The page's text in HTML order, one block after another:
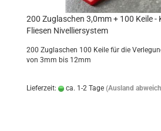
200 Zuglaschen 3,0mm + 100 Keile -
Fliesen Nivelliersystem
200 Zuglaschen 100 Keile für die
von 3mm bis 12mm
Lieferzeit: ca. 1-2 Tage (Ausland